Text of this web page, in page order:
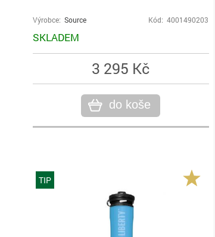
Výrobce: Source Kód: 4001490203
SKLADEM
3 295 Kč
do koše
TIP